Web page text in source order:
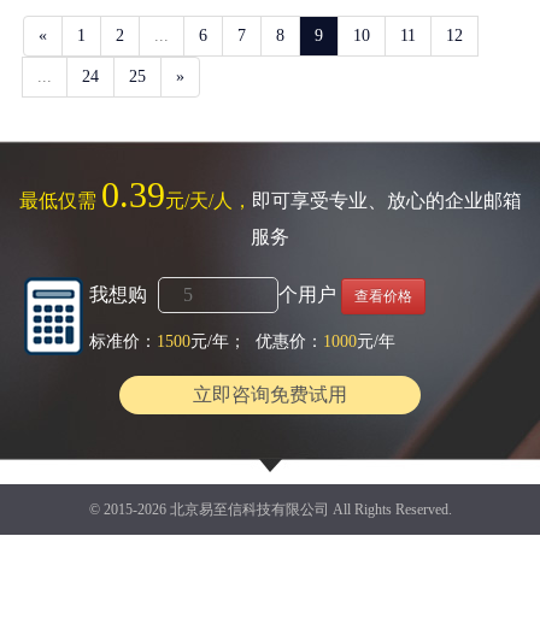
«
1 2 6 7 8 9 10 11 12
24 25 »
最低仅需 0.39元/天/人， 即可享受专业、放心的企业邮箱
服务
我想购 个用户 查看价格
标准价： 1500元/年； 优惠价： 1000元/年
立即咨询免费试用
© 2015-2026 北京易至信科技有限公司 All Rights Reserved.